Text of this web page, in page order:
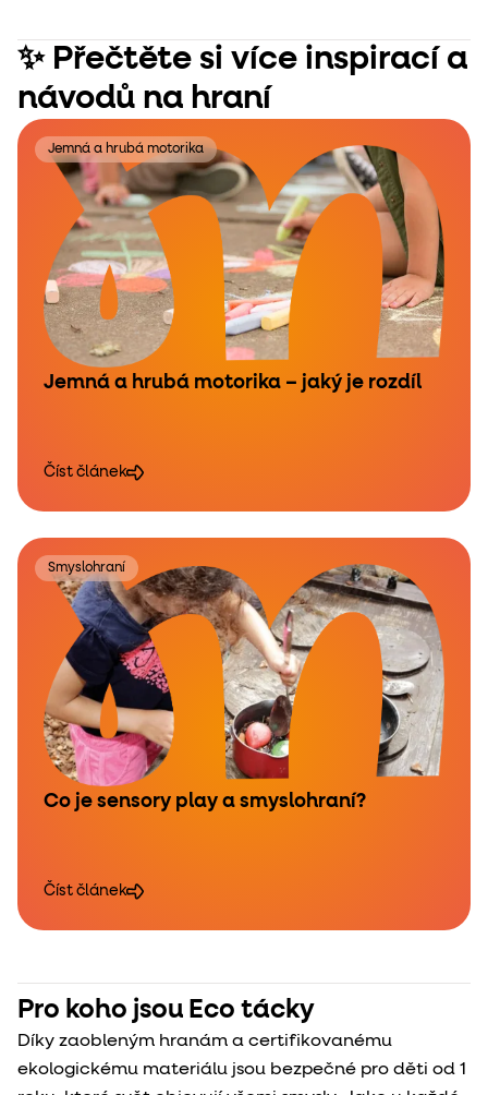
✨ Přečtěte si více inspirací a
návodů na hraní
Jemná a hrubá motorika
Jemná a hrubá motorika – jaký je rozdíl
Číst článek
Smyslohraní
Co je sensory play a smyslohraní?
Číst článek
Pro koho jsou Eco tácky
Díky zaobleným hranám a certifikovanému
ekologickému materiálu jsou bezpečné pro děti od 1